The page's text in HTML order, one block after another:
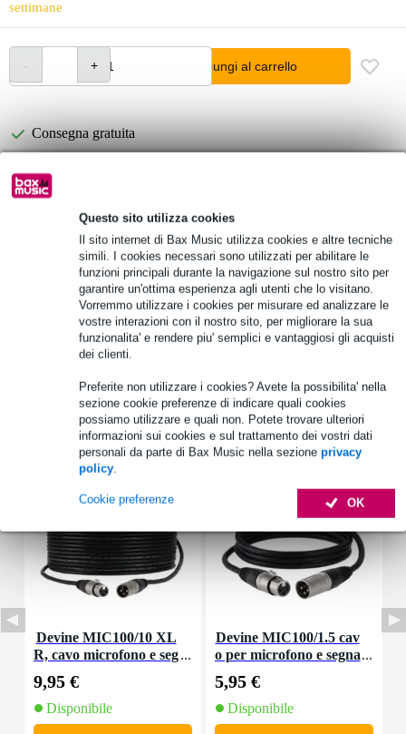
Questo sito utilizza cookies
Il sito internet di Bax Music utilizza cookies e altre tecniche
simili. I cookies necessari sono utilizzati per abilitare le
funzioni principali durante la navigazione sul nostro sito per
garantire un'ottima esperienza agli utenti che lo visitano.
Vorremmo utilizzare i cookies per misurare ed analizzare le
vostre interazioni con il nostro sito, per migliorare la sua
funzionalita' e rendere piu' semplici e vantaggiosi gli acquisti
dei clienti.
Preferite non utilizzare i cookies? Avete la possibilita' nella
sezione cookie preferenze di indicare quali cookies
possiamo utilizzare e quali non. Potete trovare ulteriori
informazioni sui cookies e sul trattamento dei vostri dati
personali da parte di Bax Music nella sezione privacy
policy.
OK
Cookie preferenze
settimane
Aggiungi al carrello
Consegna gratuita
1.250 marchi leader
Informazioni sul prodotto
Specifiche complete
Vedi anche (4)
Accessori (16)
Devine MIC100/10 XL
R, cavo microfono e seg
9,95 €
Disponibile
Devine MIC100/1.5 cav
o per microfono e segna
5,95 €
Disponibile